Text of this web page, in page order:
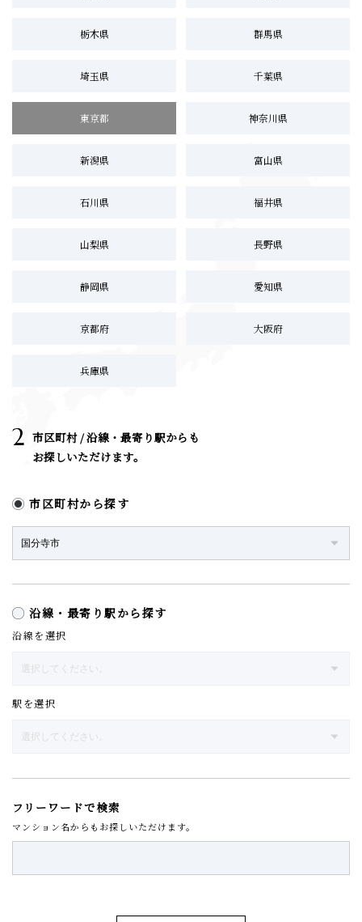
栃木県 群馬県
埼玉県 千葉県
東京都 神奈川県
新潟県 富山県
石川県 福井県
山梨県 長野県
静岡県 愛知県
京都府 大阪府
兵庫県
2 市区町村 / 沿線・最寄り駅からも
お探しいただけます。
市区町村から探す
沿線・最寄り駅から探す
沿線を選択
駅を選択
フリーワードで検索
マンション名からもお探しいただけます。